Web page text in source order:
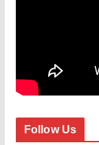
Follow Us